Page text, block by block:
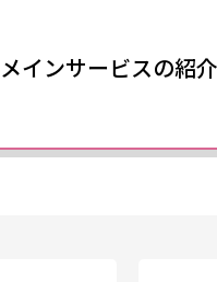
メインサービスの紹